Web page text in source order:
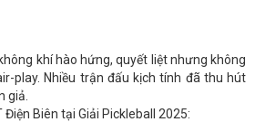
khí hào hứng, quyết liệt nhưng không
play. Nhiều trận đấu kịch tính đã thu hút
giả.
Điện Biên tại Giải Pickleball 2025: